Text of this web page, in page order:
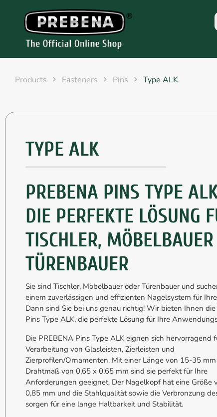
Products Fasteners Pins Type ALK
TYPE ALK
PREBENA PINS TYPE
DIE PERFEKTE LÖSUNG
TISCHLER,
TÜRENBAUER
Sie sind Tischler, Möbelbauer oder Türenbauer und
einem zuverlässigen und effizienten Nagelsystem für
Dann sind Sie bei uns genau richtig! Wir bieten Ihnen die
Pins Type ALK, die perfekte Lösung für Ihre
Die PREBENA Pins Type ALK eignen sich hervorragend
Verarbeitung von Glasleisten, Zierleisten und
Zierprofilen/Ornamenten. Mit einer Länge von 15-35
Drahtmaß von 0,65 x 0,65 mm sind sie perfekt für Ihre
Anforderungen geeignet. Der Nagelkopf hat eine Größe
0,85 mm und die Stahlqualität sowie die Verbronzung
sorgen für eine lange Haltbarkeit und Stabilität.